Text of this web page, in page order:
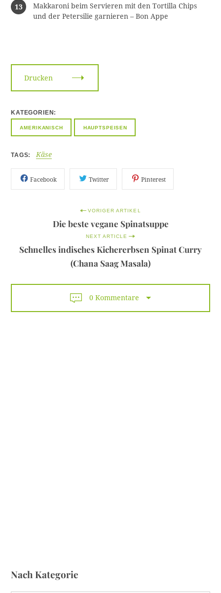
Makkaroni beim Servieren mit den Tortilla Chips
und der Petersilie garnieren – Bon Appe
Drucken
KATEGORIEN
AMERIKANISCH HAUPTSPEISEN
TAGS Käse
Facebook Twitter Pinterest
VORIGER ARTIKEL
Die beste vegane Spinatsuppe
NEXT ARTICLE
Schnelles indisches Kichererbsen Spinat Curry
(Chana Saag Masala)
0 Kommentare
Nach Kategorie
S
u